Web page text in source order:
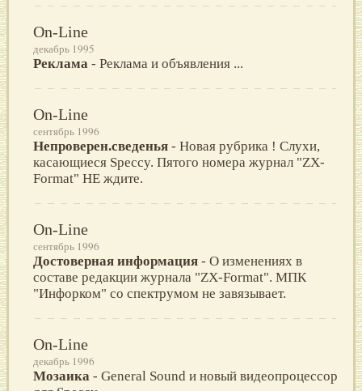
On-Line
декабрь 1995
Реклама - Реклама и объявления ...
On-Line
сентябрь 1996
Непроверен.сведенья - Новая рубрика ! Слухи,
касающиеся Speccy. Пятого номера журнал "ZX-
Format" НЕ ждите.
On-Line
сентябрь 1996
Достоверная информация - О изменениях в
составе редакции журнала "ZX-Format". МПК
"Инфорком" со спектрумом не завязывает.
On-Line
декабрь 1996
Мозаика - General Sound и новый видеопроцессор